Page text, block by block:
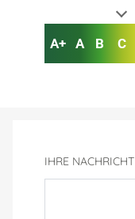
A+ A B C
IHRE NACHRICHT